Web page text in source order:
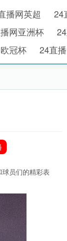
播网英超 24
网亚洲杯
冠杯 24直
员们的精彩表